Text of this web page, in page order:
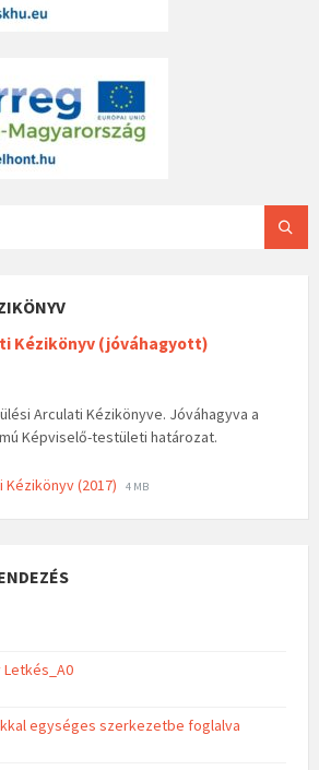
Kézikönyv (jóváhagyott)
Arculati Kézikönyve. Jóváhagyva a
Képviselő-testületi határozat.
(2017) 4 MB
egységes szerkezetbe foglalva